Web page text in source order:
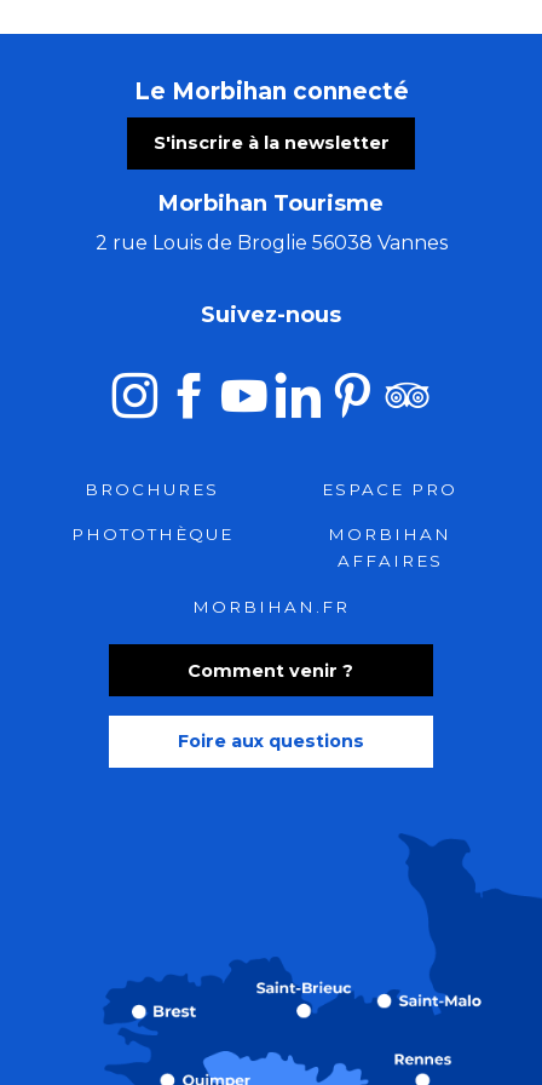
Le Morbihan connecté
S'inscrire à la newsletter
Morbihan Tourisme
2 rue Louis de Broglie 56038 Vannes
Comment venir ?
Foire aux questions
Suivez-nous
BROCHURES ESPACE PRO
PHOTOTHÈQUE
MORBIHAN
AFFAIRES
MORBIHAN.FR